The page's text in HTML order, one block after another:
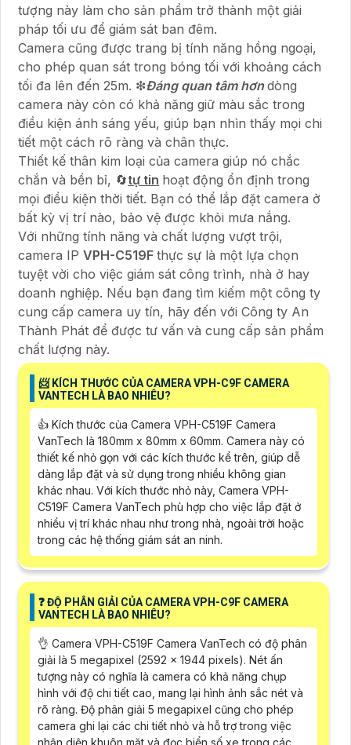
tượng này làm cho sản phẩm trở thành một giải
pháp tối ưu để giám sát ban đêm.
Camera cũng được trang bị tính năng hồng ngoại,
cho phép quan sát trong bóng tối với khoảng cách
tối đa lên đến 25m. ❇Đáng quan tâm hơndòng
camera này còn có khả năng giữ màu sắc trong
điều kiện ánh sáng yếu, giúp bạn nhìn thấy mọi chi
tiết một cách rõ ràng và chân thực.
Thiết kế thân kim loại của camera giúp nó chắc
chắn và bền bỉ, 🔄tự tin hoạt động ổn định trong
mọi điều kiện thời tiết. Bạn có thể lắp đặt camera ở
bất kỳ vị trí nào, bảo vệ được khỏi mưa nắng.
Với những tính năng và chất lượng vượt trội,
camera IP VPH-C519F thực sự là một lựa chọn
tuyệt vời cho việc giám sát công trình, nhà ở hay
doanh nghiệp. Nếu bạn đang tìm kiếm một công ty
cung cấp camera uy tín, hãy đến với Công ty An
Thành Phát để được tư vấn và cung cấp sản phẩm
chất lượng này.
📨 KÍCH THƯỚC CỦA CAMERA VPH-C9F CAMERA
VANTECH LÀ BAO NHIÊU?
👍 Kích thước của Camera VPH-C519F Camera
VanTech là 180mm x 80mm x 60mm. Camera này có
thiết kế nhỏ gọn với các kích thước kể trên, giúp dễ
dàng lắp đặt và sử dụng trong nhiều không gian
khác nhau. Với kích thước nhỏ này, Camera VPH-
C519F Camera VanTech phù hợp cho việc lắp đặt ở
nhiều vị trí khác nhau như trong nhà, ngoài trời hoặc
trong các hệ thống giám sát an ninh.
❓ ĐỘ PHÂN GIẢI CỦA CAMERA VPH-C9F CAMERA
VANTECH LÀ BAO NHIÊU?
👌 Camera VPH-C519F Camera VanTech có độ phân
giải là 5 megapixel (2592 x 1944 pixels). Nét ấn
tượng này có nghĩa là camera có khả năng chụp
hình với độ chi tiết cao, mang lại hình ảnh sắc nét và
rõ ràng. Độ phân giải 5 megapixel cũng cho phép
camera ghi lại các chi tiết nhỏ và hỗ trợ trong việc
nhận diện khuôn mặt và đọc biển số xe trong các